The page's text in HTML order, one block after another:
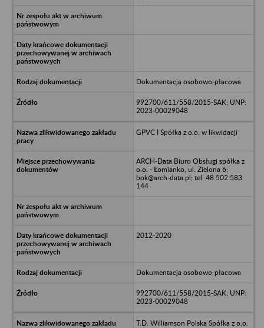
Dokumentacja osobowo-płacowa
992700/611/558/2015-SAK; UNP:
2023-00029048
GPVC I Spółka z o.o. w likwidacji
ARCH-Data Biuro Obsługi spółka z
o.o. - Łomianko, ul. Zielona 6;
bok@arch-data.pl; tel. 48 502 583
144
2012-2020
Dokumentacja osobowo-płacowa
992700/611/558/2015-SAK; UNP:
2023-00029048
T.D. Williamson Polska Spółka z o.o.